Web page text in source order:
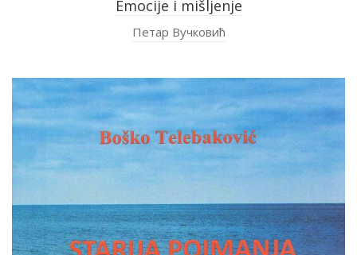
Emocije i mišljenje
Петар Вучковић